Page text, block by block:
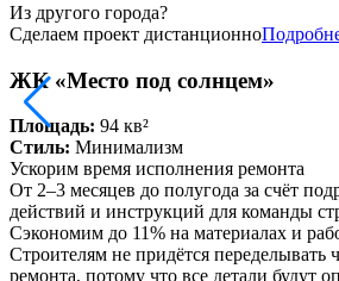
Из другого города?
Сделаем проект дистанционно
ЖК «Место под солнцем»
Площадь: 94 кв²
Стиль: Минимализм
Ускорим время исполнения ремонта
От 2–3 месяцев до полугода за счёт
действий и инструкций для команды
Сэкономим до 11% на материалах и
Строителям не придётся переделывать
ремонта, потому что все детали будут